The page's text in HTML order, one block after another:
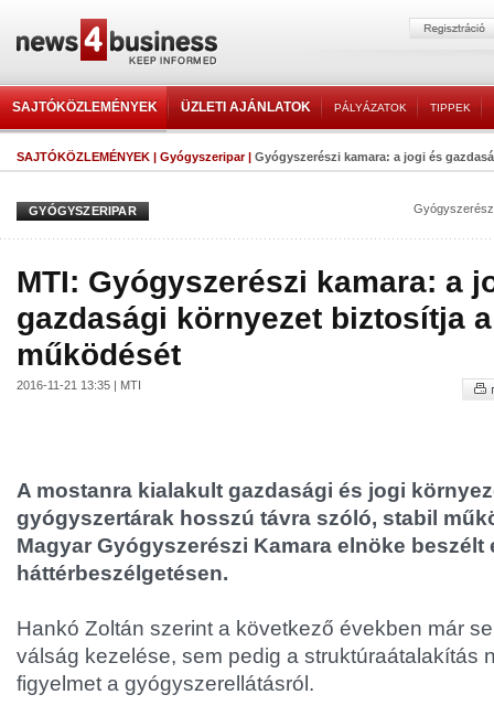
SAJTÓKÖZLEMÉNYEK ÜZLETI AJÁNLATOK PÁLYÁZATOK TIPPEK
SAJTÓKÖZLEMÉNYEK | Gyógyszeripar| Gyógyszerészi kamara: a jogi és
GYÓGYSZERIPAR
MTI: Gyógyszerészi kamara: a
gazdasági környezet biztosítja
működését
2016-11-21 13:35 | MTI
A mostanra kialakult gazdasági és jogi
gyógyszertárak hosszú távra szóló, stabil
Magyar Gyógyszerészi Kamara elnöke beszélt
háttérbeszélgetésen.
Hankó Zoltán szerint a következő években már
válság kezelése, sem pedig a struktúraátalakítás
figyelmet a gyógyszerellátásról.